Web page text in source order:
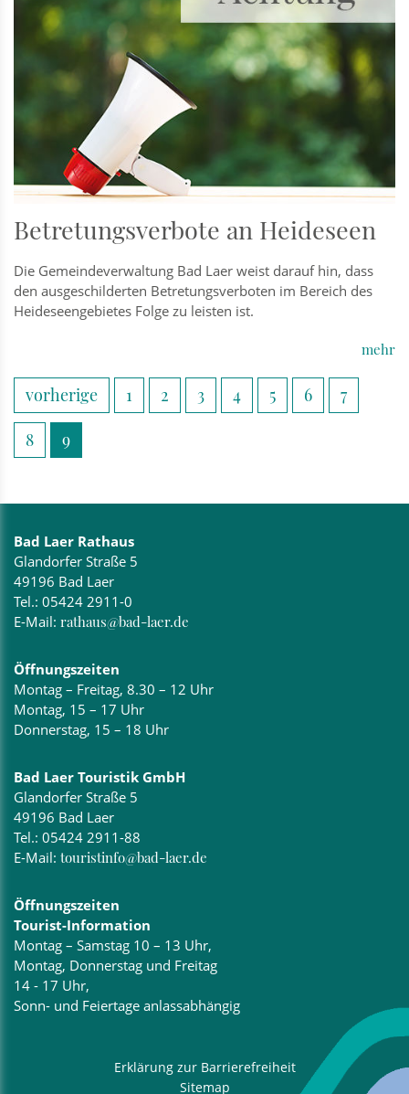
Betretungsverbote an Heideseen
Die Gemeindeverwaltung Bad Laer weist darauf hin, dass
den ausgeschilderten Betretungsverboten im Bereich des
Heideseengebietes Folge zu leisten ist.
mehr
vorherige 1 2 3 4 5 6 7
8 9
Bad Laer Rathaus
Glandorfer Straße 5
49196 Bad Laer
Tel.: 05424 2911-0
E-Mail: rathaus@bad-laer.de
Öffnungszeiten
Montag – Freitag, 8.30 – 12 Uhr
Montag, 15 – 17 Uhr
Donnerstag, 15 – 18 Uhr
Bad Laer Touristik GmbH
Glandorfer Straße 5
49196 Bad Laer
Tel.: 05424 2911-88
E-Mail: touristinfo@bad-laer.de
Öffnungszeiten
Tourist-Information
Montag – Samstag 10 – 13 Uhr,
Montag, Donnerstag und Freitag
14 - 17 Uhr,
Sonn- und Feiertage anlassabhängig
Erklärung zur Barrierefreiheit
Sitemap